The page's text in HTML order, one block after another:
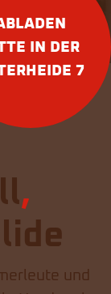
,
IN DER
7
und